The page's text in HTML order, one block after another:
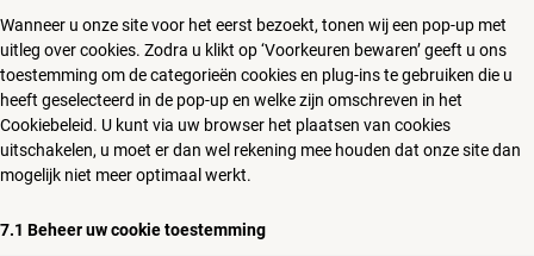
Wanneer u onze site voor het eerst bezoekt, tonen wij een pop-up met
uitleg over cookies. Zodra u klikt op ‘Voorkeuren bewaren’ geeft u ons
toestemming om de categorieën cookies en plug-ins te gebruiken die u
heeft geselecteerd in de pop-up en welke zijn omschreven in het
Cookiebeleid. U kunt via uw browser het plaatsen van cookies
uitschakelen, u moet er dan wel rekening mee houden dat onze site dan
mogelijk niet meer optimaal werkt.
7.1 Beheer uw cookie toestemming